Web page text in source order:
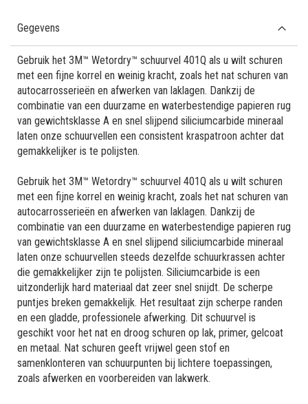
Gegevens
Gebruik het 3M™ Wetordry™ schuurvel 401Q als u wilt schuren
met een fijne korrel en weinig kracht, zoals het nat schuren van
autocarrosserieën en afwerken van laklagen. Dankzij de
combinatie van een duurzame en waterbestendige papieren rug
van gewichtsklasse A en snel slijpend siliciumcarbide mineraal
laten onze schuurvellen een consistent kraspatroon achter dat
gemakkelijker is te polijsten.
Gebruik het 3M™ Wetordry™ schuurvel 401Q als u wilt schuren
met een fijne korrel en weinig kracht, zoals het nat schuren van
autocarrosserieën en afwerken van laklagen. Dankzij de
combinatie van een duurzame en waterbestendige papieren rug
van gewichtsklasse A en snel slijpend siliciumcarbide mineraal
laten onze schuurvellen steeds dezelfde schuurkrassen achter
die gemakkelijker zijn te polijsten. Siliciumcarbide is een
uitzonderlijk hard materiaal dat zeer snel snijdt. De scherpe
puntjes breken gemakkelijk. Het resultaat zijn scherpe randen
en een gladde, professionele afwerking. Dit schuurvel is
geschikt voor het nat en droog schuren op lak, primer, gelcoat
en metaal. Nat schuren geeft vrijwel geen stof en
samenklonteren van schuurpunten bij lichtere toepassingen,
zoals afwerken en voorbereiden van lakwerk.